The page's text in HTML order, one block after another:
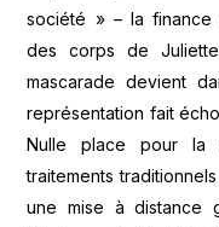
société » – la finance
des corps de
mascarade devient
représentation fait
Nulle place pour la
traitements
une mise à distance